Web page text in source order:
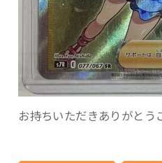
お持ちいただきありがとう